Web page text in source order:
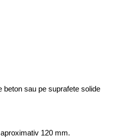
beton sau pe suprafete solide
120 mm.